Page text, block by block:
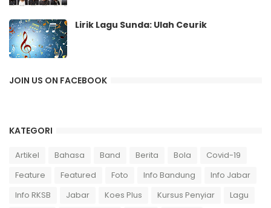
Lirik Lagu Sunda: Ulah Ceurik
JOIN US ON FACEBOOK
KATEGORI
Artikel Bahasa Band Berita Bola
Covid-19
Feature
Featured Foto Info Bandung
Info Jabar
Info RKSB
Jabar Koes Plus Kursus Penyiar Lagu